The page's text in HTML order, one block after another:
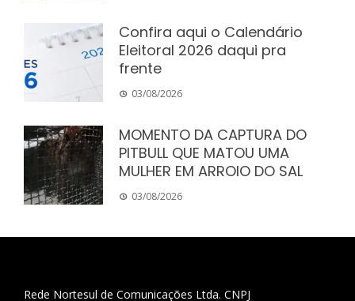
Confira aqui o Calendário
Eleitoral 2026 daqui pra
frente
03/08/2026
MOMENTO DA CAPTURA DO
PITBULL QUE MATOU UMA
MULHER EM ARROIO DO SAL
03/08/2026
Rede Nortesul de Comunicações Ltda. CNPJ